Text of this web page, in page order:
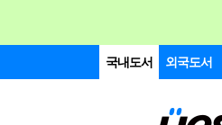
국내도서 외국도서